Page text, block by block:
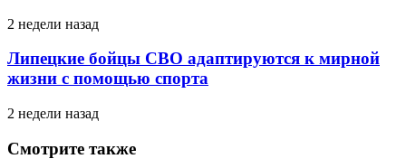
2 недели назад
Липецкие бойцы СВО адаптируются к мирной
жизни с помощью спорта
2 недели назад
Смотрите также